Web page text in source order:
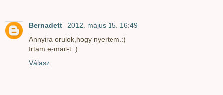
Bernadett
2012. május 15. 16:49
Annyira orulok,hogy nyertem.:)
Irtam e-mail-t.:)
Válasz